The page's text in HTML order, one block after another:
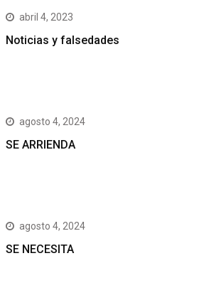
abril 4, 2023
Noticias y falsedades
agosto 4, 2024
SE ARRIENDA
agosto 4, 2024
SE NECESITA